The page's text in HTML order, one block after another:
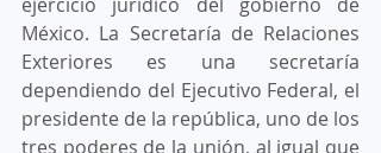
México. La Secretaría de Relaciones
Exteriores es una secretaría
dependiendo del Ejecutivo Federal, el
presidente de la república, uno de los
tres poderes de la unión, al igual que